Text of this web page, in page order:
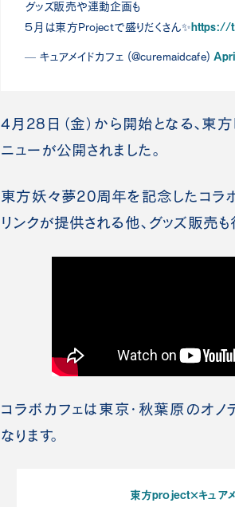
グッズ販売や連動企画も
５月は東方Projectで盛りだくさん✨https://
— キュアメイドカフェ (@curemaidcafe)
4月28日（金）から開始となる、東
ニューが公開されました。
東方妖々夢20周年を記念したコラボ
リンクが提供される他、グッズ販売も
コラボカフェは東京・秋葉原のオノ
なります。
東方project×キュアメ